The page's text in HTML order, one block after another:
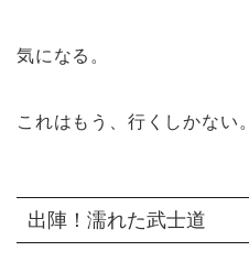
気になる。
これはもう、行くしかない。
出陣！濡れた武士道